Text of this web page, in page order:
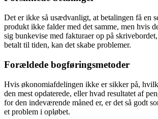
Det er ikke så usædvanligt, at betalingen få en
produkt ikke falder med det samme, men hvis
sig bunkevise med fakturaer op på
betalt til tiden, kan det skabe problemer.
Forældede bogføringsmetoder
Hvis økonomiafdelingen ikke er sikker på,
den mest opdaterede, eller hvad resultatet af
for den indeværende måned er, er det så godt
et problem i opløbet.